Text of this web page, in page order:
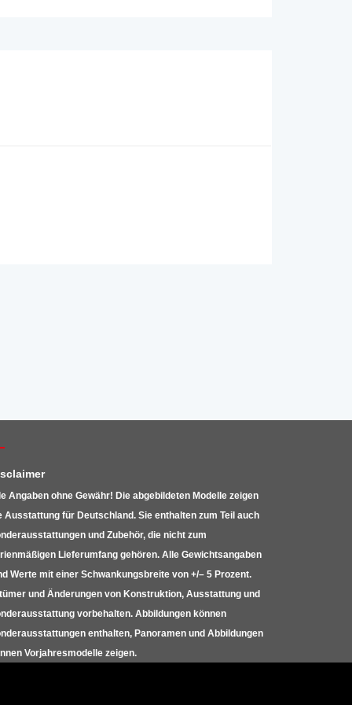
Angaben ohne Gewähr! Die abgebildeten Modelle zeigen
Ausstattung für Deutschland. Sie enthalten zum Teil auch
und Zubehör, die nicht zum
Lieferumfang gehören. Alle Gewichtsangaben
Werte mit einer Schwankungsbreite von +/– 5 Prozent.
und Änderungen von Konstruktion, Ausstattung und
vorbehalten. Abbildungen können
enthalten, Panoramen und Abbildungen
Vorjahresmodelle zeigen.